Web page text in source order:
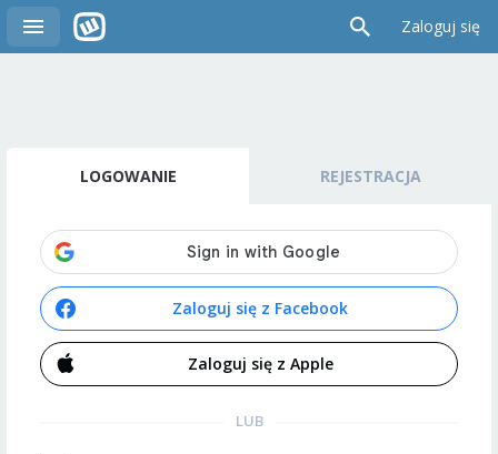
Zaloguj się
LOGOWANIE REJESTRACJA
Zaloguj się z Facebook
Zaloguj się z Apple
LUB